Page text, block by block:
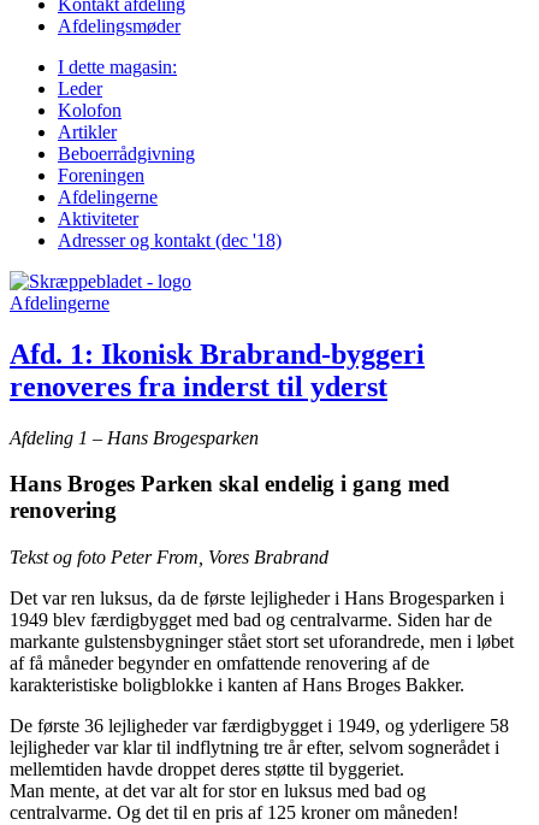
Afdelingsmøder
I dette magasin:
Leder
Kolofon
Artikler
Beboer­rådgivning
Foreningen
Afdelingerne
Aktiviteter
Adresser og kontakt (dec '18)
Afdelingerne
Afd. 1: Ikonisk Brabrand-byggeri
renoveres fra inderst til yderst
Afdeling 1 – Hans Brogesparken
Hans Broges Parken skal endelig i gang med
renovering
Tekst og foto Peter From, Vores Brabrand
Det var ren luksus, da de første lejligheder i Hans Brogesparken i
1949 blev færdigbygget med bad og centralvarme. Siden har de
markante gulstensbygninger stået stort set uforandrede, men i løbet
af få måneder begynder en omfattende renovering af de
karakteristiske boligblokke i kanten af Hans Broges Bakker.
De første 36 lejligheder var færdigbygget i 1949, og yderligere 58
lejligheder var klar til indflytning tre år efter, selvom sognerådet i
mellemtiden havde droppet deres støtte til byggeriet.
Man mente, at det var alt for stor en luksus med bad og
centralvarme. Og det til en pris af 125 kroner om måneden!